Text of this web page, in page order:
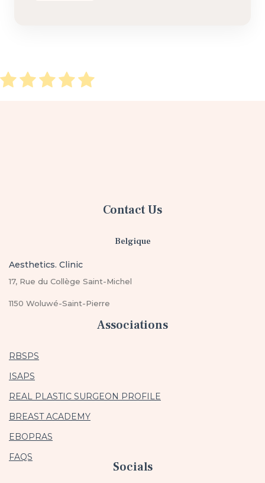
Contact Us
Belgique
Aesthetics. Clinic
17, Rue du Collège Saint-Michel
1150 Woluwé-Saint-Pierre
Associations
RBSPS
ISAPS
REAL PLASTIC SURGEON PROFILE
BREAST ACADEMY
EBOPRAS
FAQS
Socials